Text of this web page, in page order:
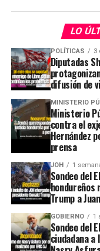
LO
POLÍTICAS 3
Diputadas
difusión de
MINISTERIO
Ministerio
contra el
Hernández
prensa
JOH 1
Sondeo del
hondureños
Trump a
GOBIERNO 1
Sondeo del
ciudadana